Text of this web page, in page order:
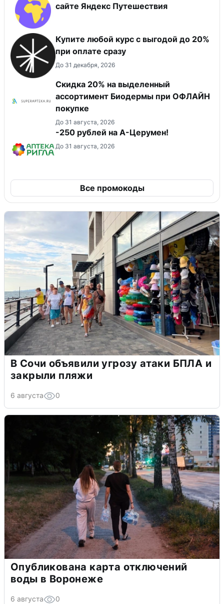
сайте Яндекс Путешествия
Купите любой курс с выгодой до 20%
при оплате сразу
До 31 декабря, 2026
Скидка 20% на выделенный
ассортимент Биодермы при ОФЛАЙН
покупке
До 31 августа, 2026
-250 рублей на А-Церумен!
До 31 августа, 2026
Все промокоды
В Сочи объявили угрозу атаки БПЛА и
закрыли пляжи
6 августа 0
Опубликована карта отключений
воды в Воронеже
6 августа 0